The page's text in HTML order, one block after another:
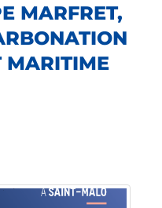
MARFRET,
MARITIME